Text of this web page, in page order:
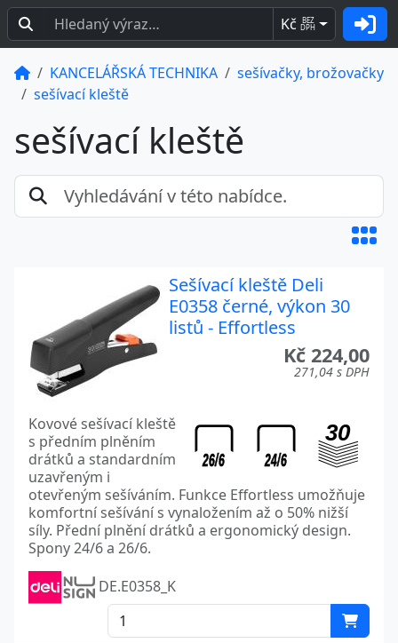
Kč BEZ
DPH
KANCELÁŘSKÁ TECHNIKA
sešívačky, brožovačky
sešívací kleště
sešívací kleště
Sešívací kleště Deli
E0358 černé, výkon 30
listů - Effortless
Kč 224,00
271,04 s DPH
Kovové sešívací kleště
s předním plněním
drátků a standardním
uzavřeným i
otevřeným sešíváním. Funkce Effortless umožňuje
komfortní sešívání s vynaložením až o 50% nižší
síly. Přední plnění drátků a ergonomický design.
Spony 24/6 a 26/6.
DE.E0358_K